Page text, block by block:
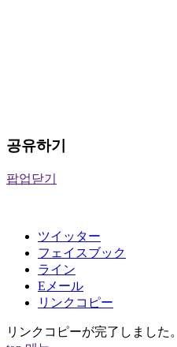
공유하기
팝업닫기
ツイッター
フェイスブック
ライン
Eメール
リンクコピー
リンクコピーが完了しました。